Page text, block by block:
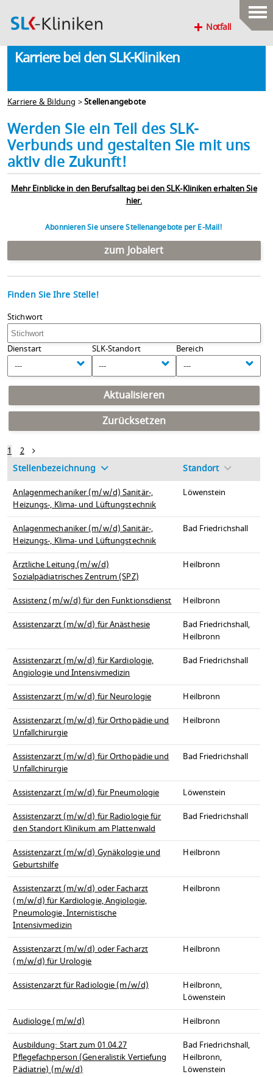
Notfall
Karriere bei den SLK-Kliniken
Karriere & Bildung >Stellenangebote
Werden Sie ein Teil des SLK-
Verbunds und gestalten Sie mit uns
aktiv die Zukunft!
Mehr Einblicke in den Berufsalltag bei den SLK-Kliniken erhalten Sie
hier.
Abonnieren Sie unsere Stellenangebote per E-Mail!
zum Jobalert
Finden Sie Ihre Stelle!
Stichwort
Dienstart
---
SLK-Standort
---
Bereich
---
Aktualisieren
Zurücksetzen
1
2
Stellenbezeichnung
Standort
Anlagenmechaniker (m/w/d) Sanitär-,
Heizungs-, Klima- und Lüftungstechnik
Löwenstein
Anlagenmechaniker (m/w/d) Sanitär-,
Heizungs-, Klima- und Lüftungstechnik
Bad Friedrichshall
Ärztliche Leitung (m/w/d)
Sozialpädiatrisches Zentrum (SPZ)
Heilbronn
Assistenz (m/w/d) für den Funktionsdienst
Heilbronn
Assistenzarzt (m/w/d) für Anästhesie
Bad Friedrichshall,
Heilbronn
Assistenzarzt (m/w/d) für Kardiologie,
Angiologie und Intensivmedizin
Bad Friedrichshall
Assistenzarzt (m/w/d) für Neurologie
Heilbronn
Assistenzarzt (m/w/d) für Orthopädie und
Unfallchirurgie
Heilbronn
Assistenzarzt (m/w/d) für Orthopädie und
Unfallchirurgie
Bad Friedrichshall
Assistenzarzt (m/w/d) für Pneumologie
Löwenstein
Assistenzarzt (m/w/d) für Radiologie für
den Standort Klinikum am Plattenwald
Bad Friedrichshall
Assistenzarzt (m/w/d) Gynäkologie und
Geburtshilfe
Heilbronn
Assistenzarzt (m/w/d) oder Facharzt
(m/w/d) für Kardiologie, Angiologie,
Pneumologie, Internistische
Intensivmedizin
Heilbronn
Assistenzarzt (m/w/d) oder Facharzt
(m/w/d) für Urologie
Heilbronn
Assistenzarzt für Radiologie (m/w/d)
Heilbronn,
Löwenstein
Audiologe (m/w/d)
Heilbronn
Ausbildung: Start zum 01.04.27
Pflegefachperson (Generalistik Vertiefung
Pädiatrie) (m/w/d)
Bad Friedrichshall,
Heilbronn,
Löwenstein